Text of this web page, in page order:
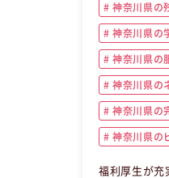
神奈川県の
神奈川県の
神奈川県の
神奈川県の
神奈川県の
神奈川県の
福利厚生が充